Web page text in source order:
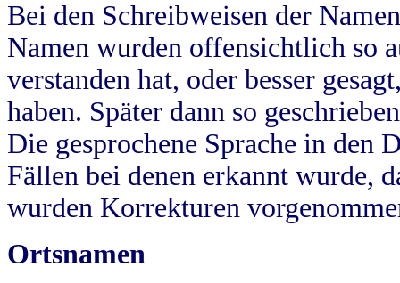
Bei den Schreibweisen der
Namen wurden offensichtlich so
verstanden hat, oder besser
haben. Später dann so
Die gesprochene Sprache in
Fällen bei denen erkannt wurde,
wurden Korrekturen
Ortsnamen